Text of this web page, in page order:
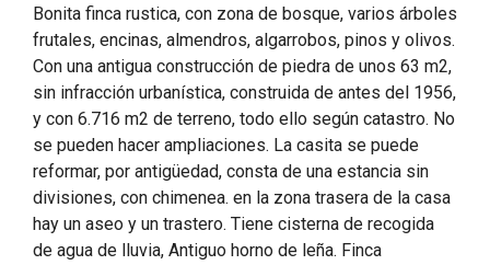
Bonita finca rustica, con zona de bosque, varios árboles
frutales, encinas, almendros, algarrobos, pinos y olivos.
Con una antigua construcción de piedra de unos 63 m2,
sin infracción urbanística, construida de antes del 1956,
y con 6.716 m2 de terreno, todo ello según catastro. No
se pueden hacer ampliaciones. La casita se puede
reformar, por antigüedad, consta de una estancia sin
divisiones, con chimenea. en la zona trasera de la casa
hay un aseo y un trastero. Tiene cisterna de recogida
de agua de lluvia, Antiguo horno de leña. Finca